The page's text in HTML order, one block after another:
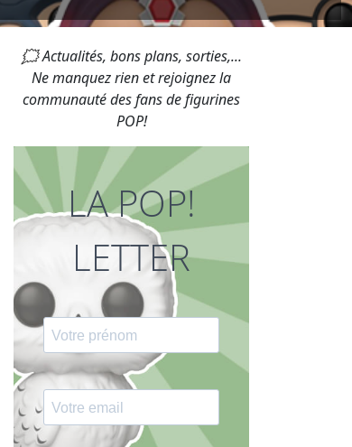
🗯 Actualités, bons plans, sorties,...
Ne manquez rien et rejoignez la
communauté des fans de figurines
POP!
LA POP!
LETTER